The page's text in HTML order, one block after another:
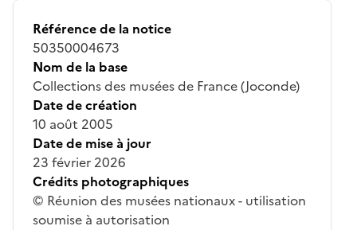
Référence de la notice
50350004673
Nom de la base
Collections des musées de France (Joconde)
Date de création
10 août 2005
Date de mise à jour
23 février 2026
Crédits photographiques
© Réunion des musées nationaux - utilisation
soumise à autorisation